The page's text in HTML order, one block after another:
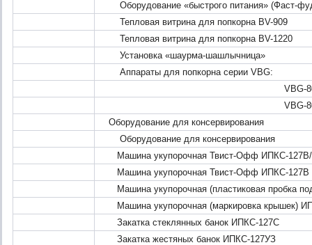
Оборудование «быстрого питания» (Фаст-
Тепловая витрина для попкорна BV-909
Тепловая витрина для попкорна BV-1220
Установка «шаурма-шашлычница»
Аппараты для попкорна серии VBG:
VBG-
VBG-
Оборудование для консервирования
Оборудование для консервирования
Машина укупорочная Твист-Офф ИПКС-127В/
Машина укупорочная Твист-Офф ИПКС-127В
Машина укупорочная (пластиковая пробка
Машина укупорочная (маркировка крышек)
Закатка стеклянных банок ИПКС-127С
Закатка жестяных банок ИПКС-127УЗ